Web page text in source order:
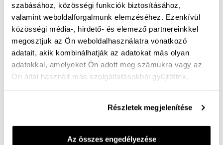
szabásához, közösségi funkciók biztosításához,
valamint weboldalforgalmunk elemzéséhez. Ezenkívül
közösségi média-, hirdető- és elemező partnereinkkel
megosztjuk az Ön weboldalhasználatra vonatkozó
adatait, akik kombinálhatják az adatokat más olyan
adatokkal, amelyeket Ön adott meg számukra vagy az
Ön által használt más szolgáltatásokból gyűjtöttek.
Részletek megjelenítése
Az összes engedélyezése
Mérettáblázat
Nincs a méretedben?
Szállítási idő:
Ingyenes kiszállítás 25 000 Ft felett
Szellős nyári cipő bőrből. G bő felsőrész, puha